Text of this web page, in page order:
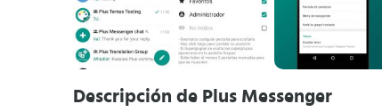
Descripción de Plus Messenger